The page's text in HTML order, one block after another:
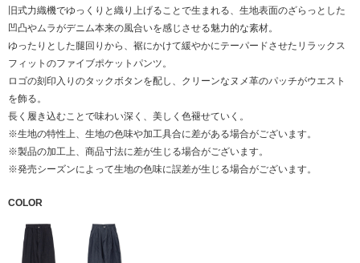
旧式力織機でゆっくりと織り上げることで生まれる、生地表面のざらっとした
凹凸やムラがデニム本来の風合いを感じさせる魅力的な素材。
ゆったりとした腿回りから、裾にかけて緩やかにテーパードさせたリラックス
フィットのファイブポケットパンツ。
ロゴの刻印入りのタックボタンを配し、クリーンなヌメ革のパッチがウエスト
を飾る。
長く履き込むことで味わい深く、美しく色褪せていく。
※生地の特性上、生地の色味や加工具合に差がある場合がございます。
※製品の加工上、商品寸法に差が生じる場合がございます。
※発売シーズンによって生地の色味に誤差が生じる場合がございます。
COLOR